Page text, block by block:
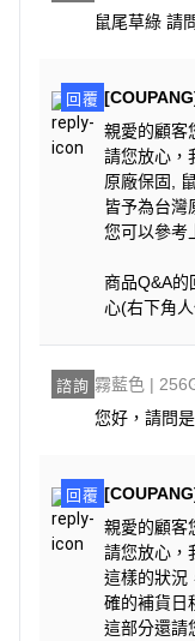
鼠尾草綠 請
回覆
親愛的顧客
請您放心，
原廠保固,
皆予為台灣
您可以參考
商品Q&A的
心(右下角
諮詢 霧藍色 |
您好，請問
回覆
親愛的顧客
請您放心，
這樣的狀況
確的補貨日
這部分還請